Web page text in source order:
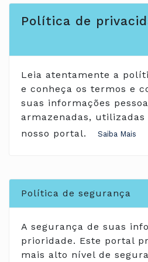
Política de
Leia atentamente a
e conheça os termos e
suas informações
armazenadas, utilizadas
nosso portal.
Política de segurança
A segurança de suas
prioridade. Este portal
mais alto nível de